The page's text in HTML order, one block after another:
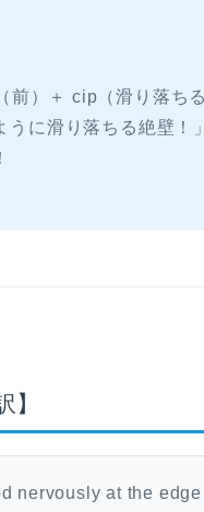
）＋ cip（滑り落ち
に滑り落ちる絶壁！
】
nervously at the